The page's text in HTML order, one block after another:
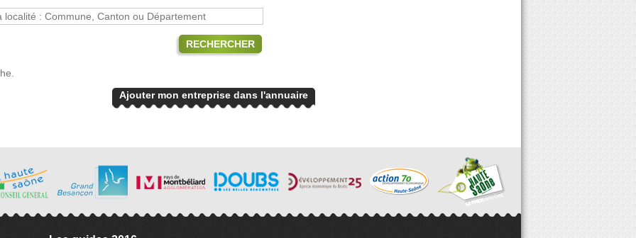
RECHERCHER
Ajouter mon entreprise dans l'annuaire